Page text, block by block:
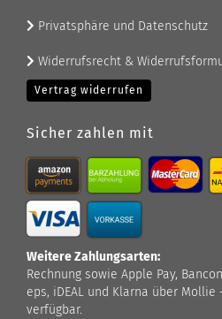
Privatsphäre und Datenschutz
Widerrufsrecht &
Vertrag widerrufen
Sicher zahlen mit
Weitere Zahlungsarten:
Rechnung sowie Apple Pay,
eps, iDEAL und Klarna über
verfügbar.